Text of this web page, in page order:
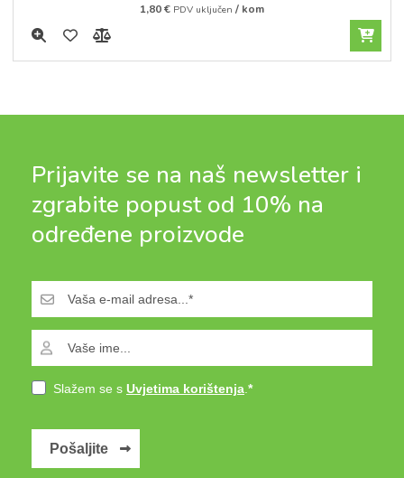
1,80€ PDV uključen / kom
Prijavite se na naš newsletter i
zgrabite popust od 10% na
određene proizvode
Slažem se s Uvjetima korištenja
Pošaljite